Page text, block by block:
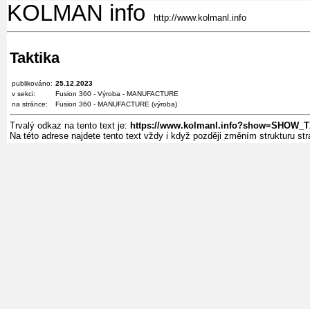
KOLMAN info http://www.kolmanl.info
Taktika
publikováno: 25.12.2023
v sekci:
Fusion 360 - Výroba - MANUFACTURE
na stránce:
Fusion 360 - MANUFACTURE (výroba)
Trvalý odkaz na tento text je: https://
Na této adrese najdete tento text vždy i když později změním strukturu